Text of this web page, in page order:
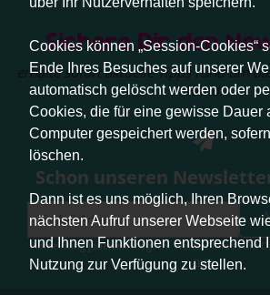
Cookies können „Session-Cookies“
Ende Ihres Besuches auf unserer
automatisch gelöscht werden oder
Cookies, die für eine gewisse Dauer
Computer gespeichert werden,
löschen.
Dann ist es uns möglich, Ihren
nächsten Aufruf unserer Webseite
und Ihnen Funktionen entsprechend
Nutzung zur Verfügung zu stellen.
Sichere Dir den
erhalte sofort aktuelle Tipps rund um
Hund.
Schon unseren
Abmeldung jederzeit möglich. Weitere Infos zum
hier.